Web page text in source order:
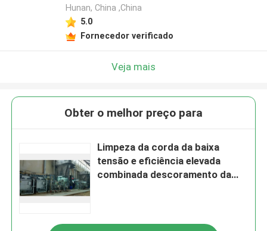
Hunan, China ,China
5.0
Fornecedor verificado
Veja mais
Obter o melhor preço para
Limpeza da corda da baixa
tensão e eficiência elevada
combinada descoramento da